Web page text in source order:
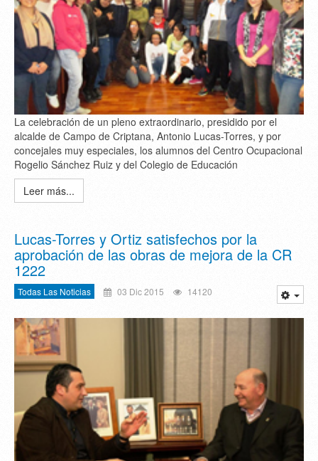
La celebración de un pleno extraordinario, presidido por el
alcalde de Campo de Criptana, Antonio Lucas-Torres, y por
concejales muy especiales, los alumnos del Centro Ocupacional
Rogelio Sánchez Ruiz y del Colegio de Educación
Leer más...
Lucas-Torres y Ortiz satisfechos por la
aprobación de las obras de mejora de la CR
1222
Todas Las Noticias 03 Dic 2015 14120